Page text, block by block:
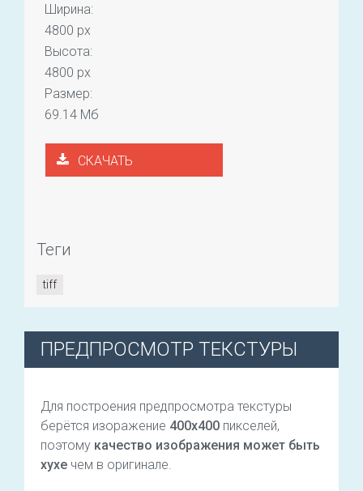
Ширина:
4800 px
Высота:
4800 px
Размер:
69.14 Мб
СКАЧАТЬ
Теги
tiff
ПРЕДПРОСМОТР ТЕКСТУРЫ
Для построения предпросмотра текстуры
берётся изоражение 400х400 пикселей,
поэтому качество изображения может быть
хухе чем в оригинале.